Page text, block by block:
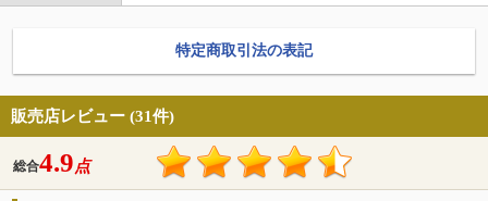
特定商取引法の表記
販売店レビュー (31件)
総合4.9点